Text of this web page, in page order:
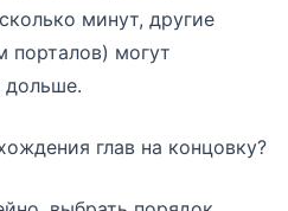
минут, другие
порталов) могут
дольше.
глав на концовку?